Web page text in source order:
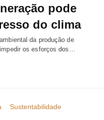
pode
do clima
da produção de
os esforços dos…
Sustentabilidade